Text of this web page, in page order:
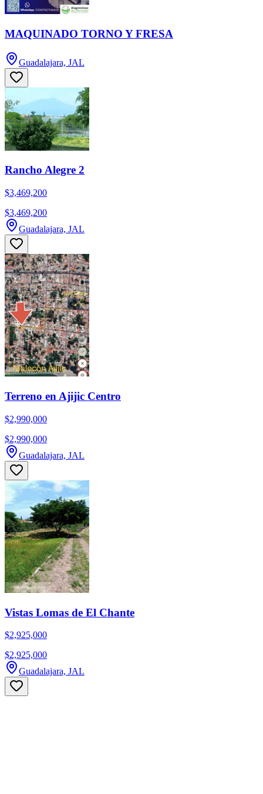
MAQUINADO TORNO Y FRESA
Guadalajara, JAL
Rancho Alegre 2
$3,469,200
$3,469,200
Guadalajara, JAL
Terreno en Ajijic Centro
$2,990,000
$2,990,000
Guadalajara, JAL
Vistas Lomas de El Chante
$2,925,000
$2,925,000
Guadalajara, JAL